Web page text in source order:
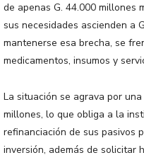
de apenas G. 44.000 millones
sus necesidades ascienden a
mantenerse esa brecha, se
medicamentos, insumos y
La situación se agrava por
millones, lo que obliga a la
refinanciación de sus pasivos
inversión, además de solicitar